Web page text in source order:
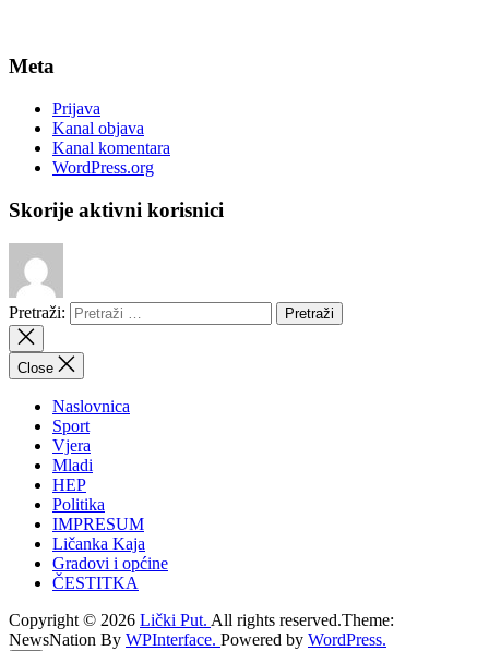
Meta
Prijava
Kanal objava
Kanal komentara
WordPress.org
Skorije aktivni korisnici
Pretraži:
Close
Naslovnica
Sport
Vjera
Mladi
HEP
Politika
IMPRESUM
Ličanka Kaja
Gradovi i općine
ČESTITKA
Copyright © 2026 Lički Put. All rights reserved.Theme:
NewsNation By WPInterface. Powered by WordPress.